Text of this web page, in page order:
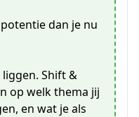
dan je nu
Shift &
op welk thema jij
en wat je als